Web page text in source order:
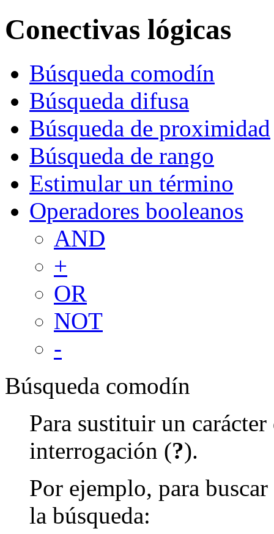
Conectivas lógicas
Búsqueda comodín
Búsqueda difusa
Búsqueda de proximidad
Búsqueda de rango
Estimular un término
Operadores booleanos
AND
+
OR
NOT
-
Búsqueda comodín
Para sustituir un
interrogación (?).
Por ejemplo, para
la búsqueda: